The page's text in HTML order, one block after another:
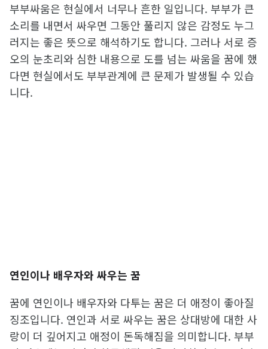
부부싸움은 현실에서 너무나 흔한 일입니다. 부부가 큰
소리를 내면서 싸우면 그동안 풀리지 않은 감정도 누그
러지는 좋은 뜻으로 해석하기도 합니다. 그러나 서로 증
오의 눈초리와 심한 내용으로 도를 넘는 싸움을 꿈에 했
다면 현실에서도 부부관계에 큰 문제가 발생될 수 있습
니다.
연인이나 배우자와 싸우는 꿈
꿈에 연인이나 배우자와 다투는 꿈은 더 애정이 좋아질
징조입니다. 연인과 서로 싸우는 꿈은 상대방에 대한 사
랑이 더 깊어지고 애정이 돈독해짐을 의미합니다. 부부